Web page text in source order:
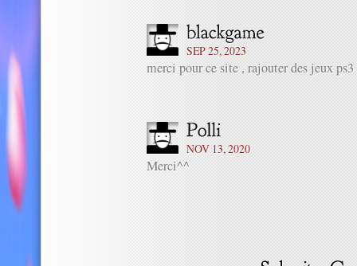
SEP 25, 2023
merci pour ce site , rajouter des jeux
NOV 13, 2020
Merci^^